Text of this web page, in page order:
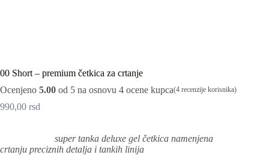
00 Short – premium četkica za crtanje
Ocenjeno 5.00 od 5 na osnovu 4 ocene kupca(4 recenzije korisnika)
990,00 rsd
super tanka deluxe gel četkica namenjena
crtanju preciznih detalja i tankih linija